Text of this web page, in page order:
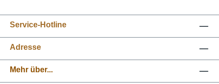
Service-Hotline
Adresse
Mehr über...